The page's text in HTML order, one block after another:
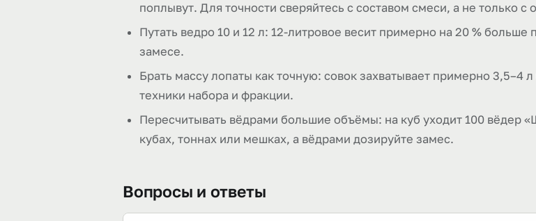
поплывут. Для точности сверяйтесь с составом смеси, а не только с
Путать ведро 10 и 12 л: 12-литровое весит примерно на 20 %
замесе.
Брать массу лопаты как точную: совок захватывает примерно 3,5–4
техники набора и фракции.
Пересчитывать вёдрами большие объёмы: на куб уходит 100 вёдер
кубах, тоннах или мешках, а вёдрами дозируйте замес.
Вопросы и ответы